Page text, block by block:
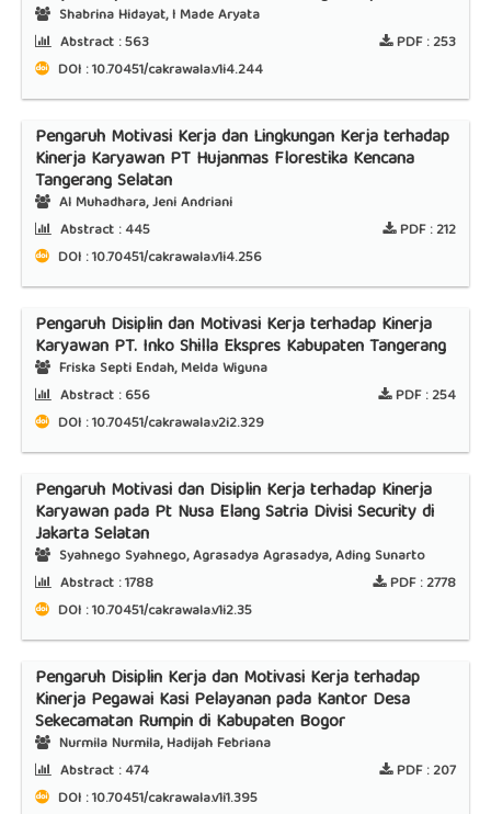
Shabrina Hidayat, I Made Aryata
Abstract :563 PDF :253
DOI : 10.70451/cakrawala.v1i4.244
Pengaruh Motivasi Kerja dan Lingkungan Kerja terhadap
Kinerja Karyawan PT Hujanmas Florestika Kencana
Tangerang Selatan
Al Muhadhara, Jeni Andriani
Abstract :445 PDF :212
DOI : 10.70451/cakrawala.v1i4.256
Pengaruh Disiplin dan Motivasi Kerja terhadap Kinerja
Karyawan PT. Inko Shilla Ekspres Kabupaten Tangerang
Friska Septi Endah, Melda Wiguna
Abstract :656 PDF :254
DOI : 10.70451/cakrawala.v2i2.329
Pengaruh Motivasi dan Disiplin Kerja terhadap Kinerja
Karyawan pada Pt Nusa Elang Satria Divisi Security di
Jakarta Selatan
Syahnego Syahnego, Agrasadya Agrasadya, Ading Sunarto
Abstract :1788 PDF :2778
DOI : 10.70451/cakrawala.v1i2.35
Pengaruh Disiplin Kerja dan Motivasi Kerja terhadap
Kinerja Pegawai Kasi Pelayanan pada Kantor Desa
Sekecamatan Rumpin di Kabupaten Bogor
Nurmila Nurmila, Hadijah Febriana
Abstract :474 PDF :207
DOI : 10.70451/cakrawala.v1i1.395